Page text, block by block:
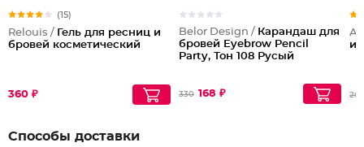
(15)
Relouis / Гель для ресниц и
бровей косметический
360 ₽
Belor Design / Карандаш для
бровей Eyebrow Pencil
Party, Тон 108 Русый
330 168 ₽
и
264
Способы доставки